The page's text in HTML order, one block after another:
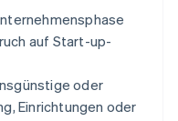
auf Start-up-
oder
Einrichtungen oder